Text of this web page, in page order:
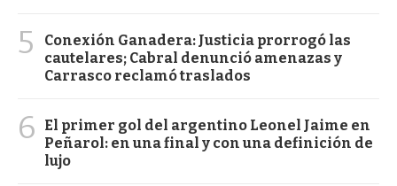
5
Conexión Ganadera: Justicia prorrogó las
cautelares; Cabral denunció amenazas y
Carrasco reclamó traslados
6
El primer gol del argentino Leonel Jaime en
Peñarol: en una final y con una definición de
lujo